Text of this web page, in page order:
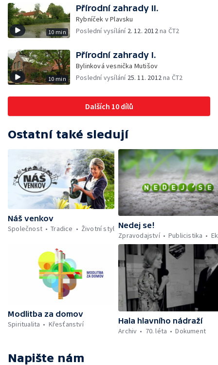
10 min
Přírodní zahrady II.
Rybníček v Plavsku
Poslední vysílání 2. 12. 2012na ČT2
10 min
Přírodní zahrady I.
Bylinková vesnička Mutišov
Poslední vysílání 25. 11. 2012na ČT2
Dalších 10 dílů
Ostatní také sledují
Náš venkov
Společnost
Tradice Životní styl Nedej se!
Zpravodajství
Publicistika
Modlitba za domov
Spiritualita
Křesťanství
Hala hlavního nádraží
Archiv
70. léta Dokument
Napište nám